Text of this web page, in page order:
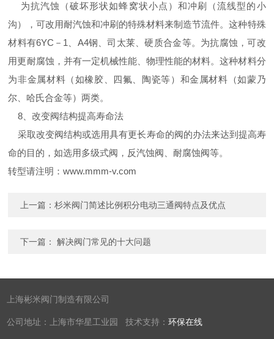
为抗汽蚀（破坏形状如蜂窝状小点）和冲刷（流线型的小
沟），可改用耐汽蚀和冲刷的特殊材料来制造节流件。这种特殊
材料有6YC－1、A4钢、司太莱、硬质合金等。为抗腐蚀，可改
用更耐腐蚀，并有一定机械性能、物理性能的材料。这种材料分
为非金属材料（如橡胶、四氟、陶瓷等）和金属材料（如蒙乃
尔、哈氏合金等）两类。
8、改变阀结构提高寿命法
采取改变阀结构或选用具有更长寿命的阀的办法来达到提高寿
命的目的，如选用多级式阀，反汽蚀阀、耐腐蚀阀等。
转型请注明：www.mmm-v.com
上一篇：杉米阀门简述比例积分电动三通阀特点及优点
下一篇：解决阀门常见的十大问题
上海彬米阀门制造有限公司
公司地址：上海市华星工业园 技术支持：环保在线